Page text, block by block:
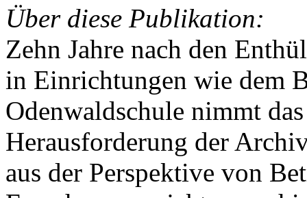
Über diese Publikation:
Zehn Jahre nach den
in Einrichtungen wie dem
Odenwaldschule nimmt
Herausforderung der
aus der Perspektive von